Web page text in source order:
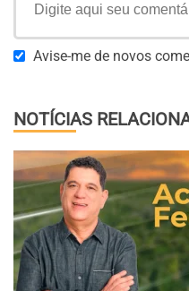
Avise-me de novos
NOTÍCIAS